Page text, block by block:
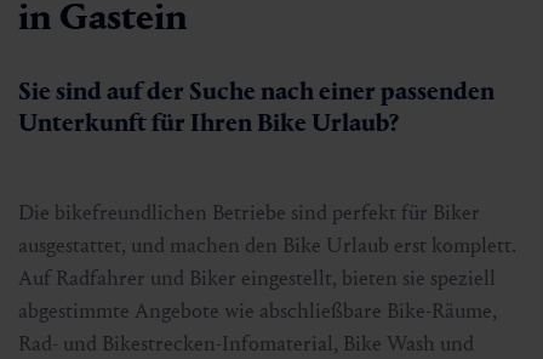
in Gastein
Sie sind auf der Suche nach einer passenden
Unterkunft für Ihren Bike Urlaub?
Die bikefreundlichen Betriebe sind perfekt für Biker
ausgestattet, und machen den Bike Urlaub erst komplett.
Auf Radfahrer und Biker eingestellt, bieten sie speziell
abgestimmte Angebote wie abschließbare Bike-Räume,
Rad- und Bikestrecken-Infomaterial, Bike Wash und